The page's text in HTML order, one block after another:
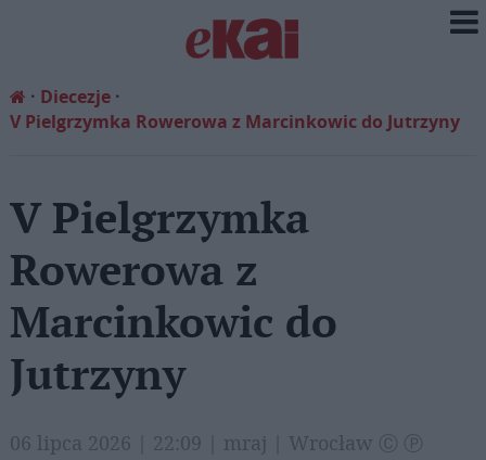
Diecezje
V Pielgrzymka Rowerowa z Marcinkowic do Jutrzyny
V Pielgrzymka
Rowerowa z
Marcinkowic do
Jutrzyny
06 lipca 2026 | 22:09 | mraj | Wrocław Ⓒ Ⓟ